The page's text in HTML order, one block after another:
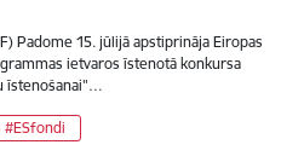
Padome 15. jūlijā apstiprināja Eiropas
ietvaros īstenotā konkursa
īstenošanai"…
#ESfondi